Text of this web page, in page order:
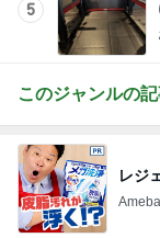
5
このジャンルの
レジ